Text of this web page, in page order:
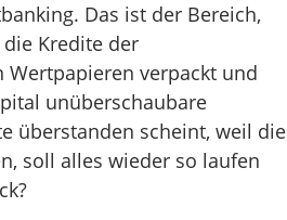
Das ist der Bereich,
Kredite der
verpackt und
unüberschaubare
überstanden scheint, weil die
soll alles wieder so laufen